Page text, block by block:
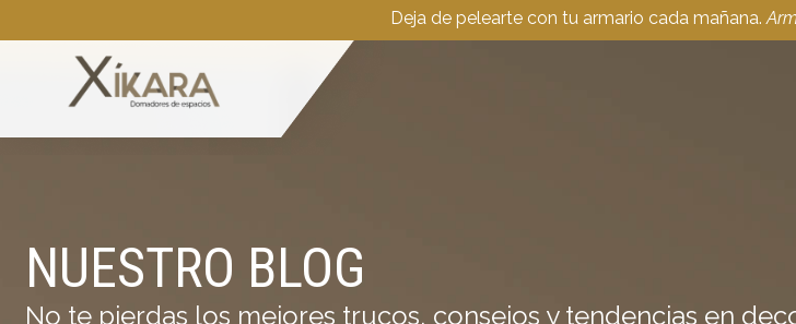
Deja de pelearte con tu armario cada mañana.
NUESTRO BLOG
No te pierdas los mejores trucos, consejos y tendencias en